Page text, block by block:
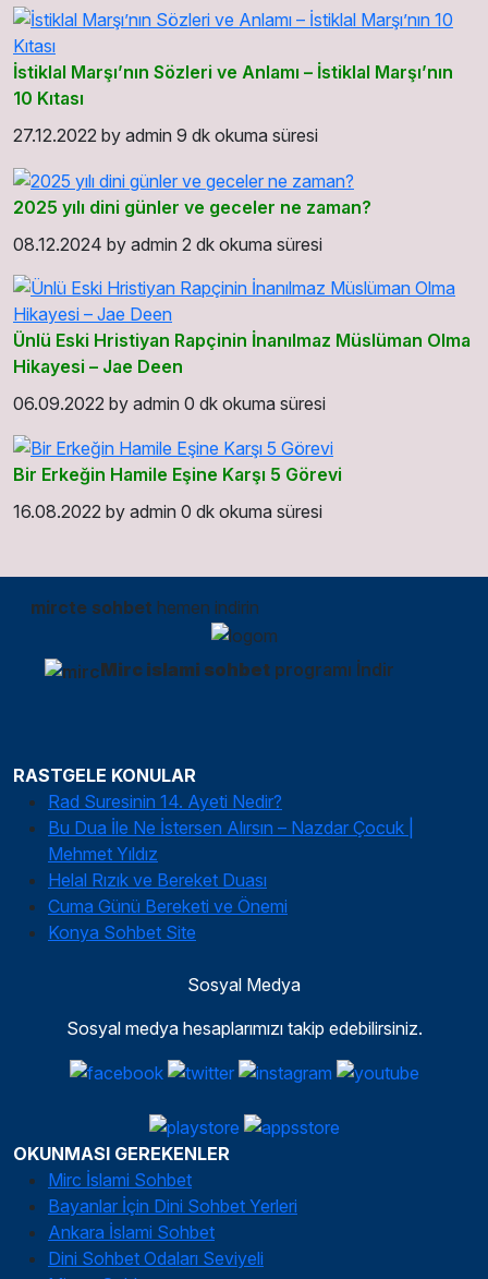
İstiklal Marşı’nın Sözleri ve Anlamı – İstiklal Marşı’nın
10 Kıtası
27.12.2022 by admin 9 dk okuma süresi
2025 yılı dini günler ve geceler ne zaman?
08.12.2024 by admin 2 dk okuma süresi
Ünlü Eski Hristiyan Rapçinin İnanılmaz Müslüman Olma
Hikayesi – Jae Deen
06.09.2022 by admin 0 dk okuma süresi
Bir Erkeğin Hamile Eşine Karşı 5 Görevi
16.08.2022 by admin 0 dk okuma süresi
mircte sohbet hemen indirin
Mirc islami sohbet programı İndir
RASTGELE KONULAR
Rad Suresinin 14. Ayeti Nedir?
Bu Dua İle Ne İstersen Alırsın – Nazdar Çocuk |
Mehmet Yıldız
Helal Rızık ve Bereket Duası
Cuma Günü Bereketi ve Önemi
Konya Sohbet Site
Sosyal Medya
Sosyal medya hesaplarımızı takip edebilirsiniz.
OKUNMASI GEREKENLER
Mirc İslami Sohbet
Bayanlar İçin Dini Sohbet Yerleri
Ankara İslami Sohbet
Dini Sohbet Odaları Seviyeli